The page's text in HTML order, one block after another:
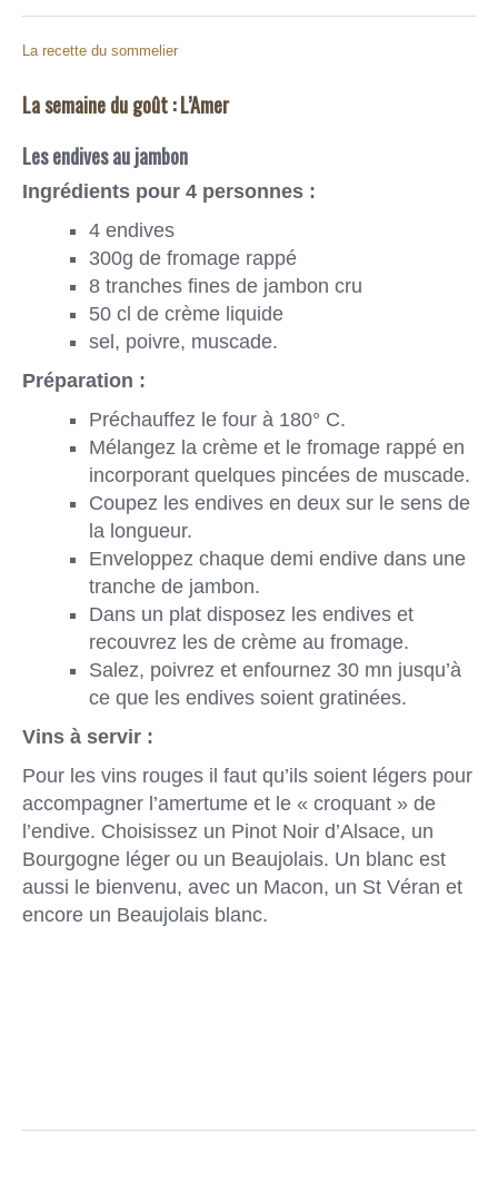
La recette du sommelier
La semaine du goût : L’Amer
Les endives au jambon
Ingrédients pour 4 personnes :
4 endives
300g de fromage rappé
8 tranches fines de jambon cru
50 cl de crème liquide
sel, poivre, muscade.
Préparation :
Préchauffez le four à 180° C.
Mélangez la crème et le fromage rappé en
incorporant quelques pincées de muscade.
Coupez les endives en deux sur le sens de
la longueur.
Enveloppez chaque demi endive dans une
tranche de jambon.
Dans un plat disposez les endives et
recouvrez les de crème au fromage.
Salez, poivrez et enfournez 30 mn jusqu’à
ce que les endives soient gratinées.
Vins à servir :
Pour les vins rouges il faut qu’ils soient légers pour
accompagner l’amertume et le « croquant » de
l’endive. Choisissez un Pinot Noir d’Alsace, un
Bourgogne léger ou un Beaujolais. Un blanc est
aussi le bienvenu, avec un Macon, un St Véran et
encore un Beaujolais blanc.